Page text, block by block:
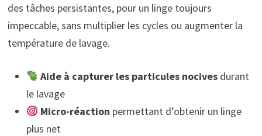
des tâches persistantes, pour un linge toujours
impeccable, sans multiplier les cycles ou augmenter la
température de lavage.
Aide à capturer les particules nocives durant
le lavage
Micro-réaction permettant d’obtenir un linge
plus net